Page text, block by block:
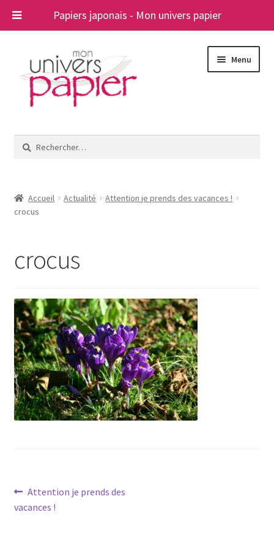
Papiers japonais - Mon univers papier
navigation
contenu
Menu
le
A propos
Rechercher :
Accueil Actualité
Attention je prends des vacances !
crocus
crocus
Navigation
de
Article
précédent :
Attention je prends des
vacances !